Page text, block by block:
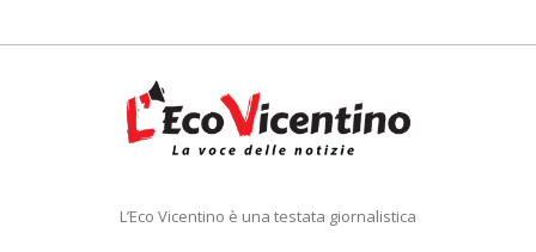
L’Eco Vicentino è una testata giornalistica